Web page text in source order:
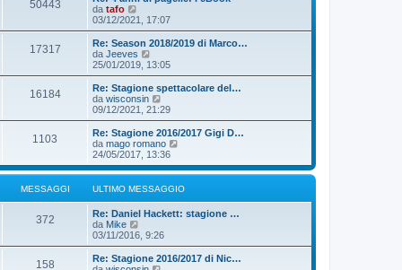
50443
da tafo
e
d
i
u
l
m
o
m
s
s
a
g
i
o
03/12/2021, 17:07
17317
Re: Season 2018/2019 di Marco…
da Jeeves
e
d
i
u
l
m
o
m
e
s
a
g
i
o
25/01/2019, 13:05
16184
Re: Stagione spettacolare del…
da wisconsin
e
d
i
u
l
i
m
o
m
e
s
a
g
09/12/2021, 21:29
1103
Re: Stagione 2016/2017 Gigi D…
da mago romano
d
i
u
i
m
e
24/05/2017, 13:36
MESSAGGI ULTIMO MESSAGGIO
372
Re: Daniel Hackett: stagione …
da Mike
e
d
i
u
03/11/2016, 9:26
158
Re: Stagione 2016/2017 di Nic…